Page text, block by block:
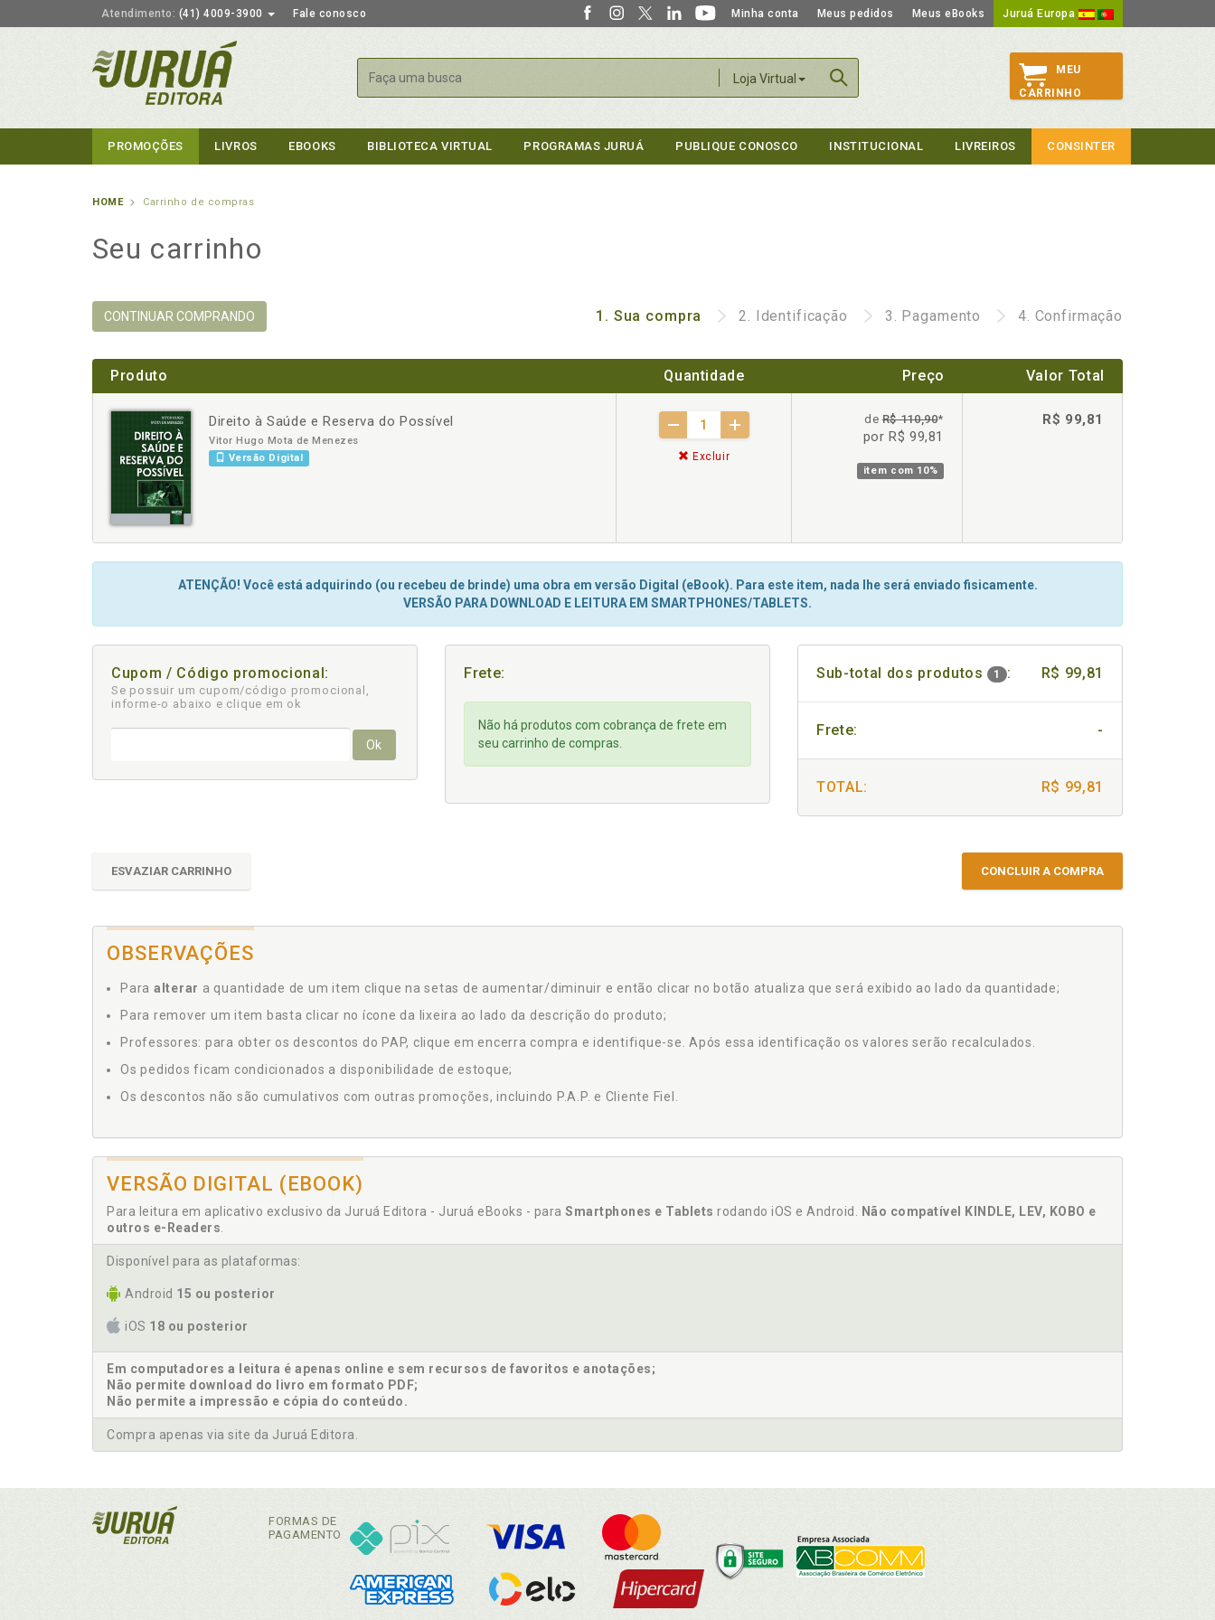
Atendimento: (41) 4009-3900 Fale conosco Minha conta Meus pedidos Meus eBooks Juruá Europa
Loja Virtual
Buscar
MEU
CARRINHO
PROMOÇÕES LIVROS EBOOKS BIBLIOTECA VIRTUAL PROGRAMAS JURUÁ PUBLIQUE CONOSCO INSTITUCIONAL LIVREIROS CONSINTER
HOME Carrinho de compras
Seu carrinho
CONTINUAR COMPRANDO 1. Sua compra 2. Identificação 3. Pagamento 4. Confirmação
Produto Quantidade Preço Valor Total
Direito à Saúde e Reserva do Possível
Vitor Hugo Mota de Menezes
Versão Digital
- +
Excluir
deR$ 110,90*
por R$ 99,81
item com 10%
R$ 99,81
ATENÇÃO! Você está adquirindo (ou recebeu de brinde) uma obra em versão Digital (eBook). Para este item, nada lhe será enviado fisicamente.
VERSÃO PARA DOWNLOAD E LEITURA EM SMARTPHONES/TABLETS.
Cupom / Código promocional:
Se possuir um cupom/código promocional,
informe-o abaixo e clique em ok
Ok
Frete:
Não há produtos com cobrança de frete em
seu carrinho de compras.
Sub-total dos produtos 1 : R$ 99,81
Frete: -
TOTAL: R$ 99,81
ESVAZIAR CARRINHO CONCLUIR A COMPRA
OBSERVAÇÕES
Para alterar a quantidade de um item clique na setas de aumentar/diminuir e então clicar no botão atualiza que será exibido ao lado da quantidade;
Para remover um item basta clicar no ícone da lixeira ao lado da descrição do produto;
Professores: para obter os descontos do PAP, clique em encerra compra e identifique-se. Após essa identificação os valores serão recalculados.
Os pedidos ficam condicionados a disponibilidade de estoque;
Os descontos não são cumulativos com outras promoções, incluindo P.A.P. e Cliente Fiel.
VERSÃO DIGITAL (EBOOK)
Para leitura em aplicativo exclusivo da Juruá Editora - Juruá eBooks - para Smartphones e Tablets rodando iOS e Android.
Não compatível KINDLE, LEV, KOBO e
outros e-Readers
Disponível para as plataformas:
Android 15 ou posterior
iOS 18 ou posterior
Em computadores a leitura é apenas online e sem recursos de favoritos e anotações;
Não permite download do livro em formato PDF;
Não permite a impressão e cópia do conteúdo.
Compra apenas via site da Juruá Editora.
FORMAS DE
PAGAMENTO